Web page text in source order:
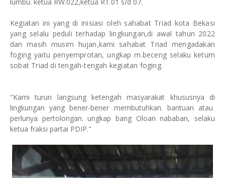
Kegiatan ini yang di inisiasi oleh sahabat Triad kota Bekasi
yang selalu peduli terhadap lingkungan,di awal tahun 2022
dan masih musim hujan,kami sahabat Triad mengadakan
foging yaitu penyemprotan, ungkap m.beceng selaku ketum
sobat Triad di tengah-tengah kegiatan foging.
"Kami turun langsung ketengah masyarakat khususnya di
lingkungan yang bener-bener membutuhkan. bantuan atau
perlunya pertolongan. ungkap bang Oloan nababan, selaku
ketua fraksi partai PDIP."